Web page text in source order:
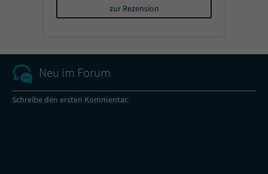
zur Rezension
Neu im Forum
Schreibe den ersten Kommentar.